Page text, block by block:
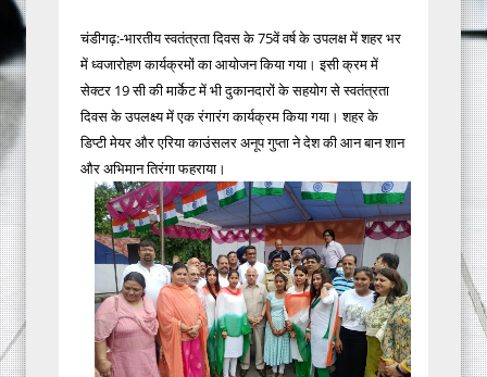
चंडीगढ़:-भारतीय स्वतंत्रता दिवस के 75वें वर्ष के उपलक्ष में शहर भर
में ध्वजारोहण कार्यक्रमों का आयोजन किया गया। इसी क्रम में
सेक्टर 19 सी की मार्केट में भी दुकानदारों के सहयोग से स्वतंत्रता
दिवस के उपलक्ष्य में एक रंगारंग कार्यक्रम किया गया। शहर के
डिप्टी मेयर और एरिया काउंसलर अनूप गुप्ता ने देश की आन बान शान
और अभिमान तिरंगा फहराया।